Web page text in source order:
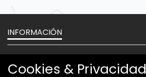
INFORMACIÓN
Cookies & Privacidad